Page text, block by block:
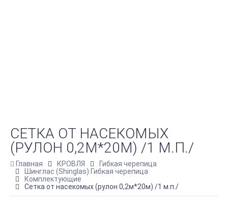
СЕТКА ОТ НАСЕКОМЫХ
(РУЛОН 0,2М*20М) /1 М.П./
Главная КРОВЛЯ
Гибкая черепица
Шинглас (Shinglas) Гибкая черепица
Комплектующие
Сетка от насекомых (рулон 0,2м*20м) /1 м.п./